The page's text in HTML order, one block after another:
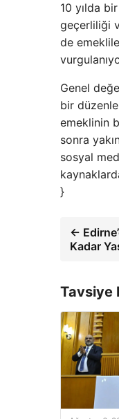
10 yılda
geçerliliği
de
Genel
bir
emeklinin
sonra
sosyal
}
←
Kadar
Tavsiye